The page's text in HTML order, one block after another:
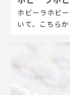
ホビーラホビ
いて、こちら